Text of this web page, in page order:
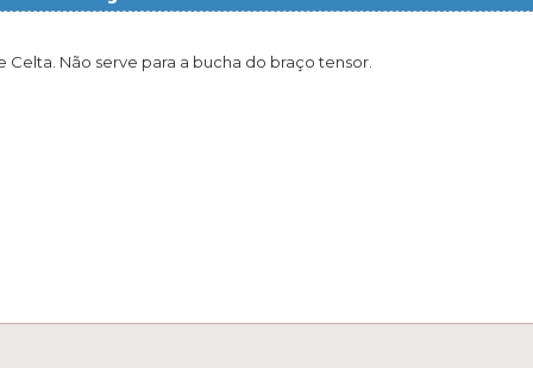
Não serve para a bucha do braço tensor.